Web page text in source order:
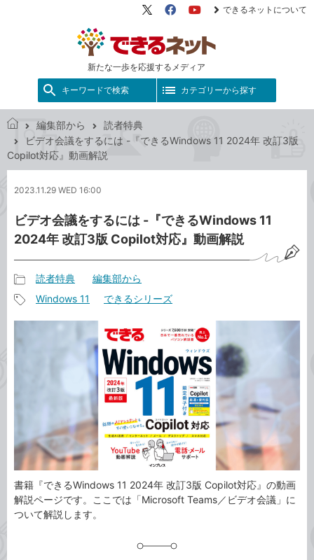
新たな一歩を応援するメディア
X（旧
FacebookYouTube
できるネットについて
キーワードで検索 カテゴリーから探す
で
き
ッ
編集部から
読者特典
ビデオ会議をするには -『できるWindows 11 2024年 改訂3版
Copilot対応』動画解説
2023.11.29 WED 16:00
ビデオ会議をするには -『できるWindows 11
2024年 改訂3版 Copilot対応』動画解説
事
カ
読者特典 編集部から
Windows 11 できるシリーズ
書籍『できるWindows 11 2024年 改訂3版 Copilot対応』の動画
解説ページです。ここでは「Microsoft Teams／ビデオ会議」に
ついて解説します。